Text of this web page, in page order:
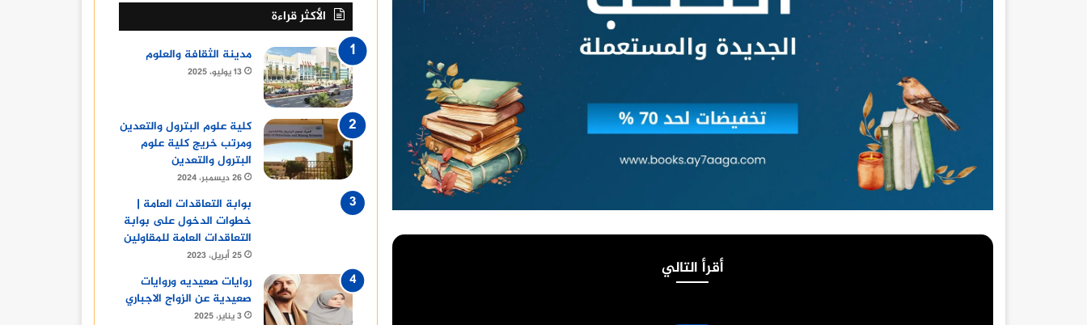
أقرأ التالي
الأكثر قراءة
مدينة الثقافة والعلوم
13 يوليو، 2025
كلية علوم البترول والتعدين
ومرتب خريج كلية علوم
البترول والتعدين
26 ديسمبر، 2024
بوابة التعاقدات العامة |
خطوات الدخول على بوابة
التعاقدات العامة للمقاولين
25 أبريل، 2023
روايات صعيديه وروايات
صعيدية عن الزواج الاجباري
3 يناير، 2025